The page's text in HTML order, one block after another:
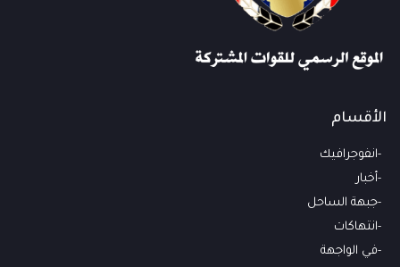
الأقسام
انفوجرافيك
أخبار
جبهة الساحل
انتهاكات
في الواجهة